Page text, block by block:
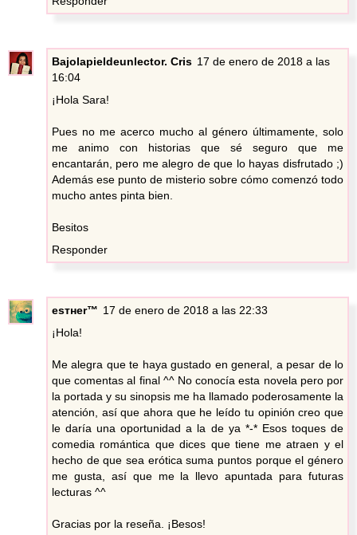
Bajolapieldeunlector. Cris 17 de enero de 2018 a las
16:04
¡Hola Sara!
Pues no me acerco mucho al género últimamente, solo
me animo con historias que sé seguro que me
encantarán, pero me alegro de que lo hayas disfrutado ;)
Además ese punto de misterio sobre cómo comenzó todo
mucho antes pinta bien.
Besitos
Responder
eѕтнer™ 17 de enero de 2018 a las 22:33
¡Hola!
Me alegra que te haya gustado en general, a pesar de lo
que comentas al final ^^ No conocía esta novela pero por
la portada y su sinopsis me ha llamado poderosamente la
atención, así que ahora que he leído tu opinión creo que
le daría una oportunidad a la de ya *-* Esos toques de
comedia romántica que dices que tiene me atraen y el
hecho de que sea erótica suma puntos porque el género
me gusta, así que me la llevo apuntada para futuras
lecturas ^^
Gracias por la reseña. ¡Besos!